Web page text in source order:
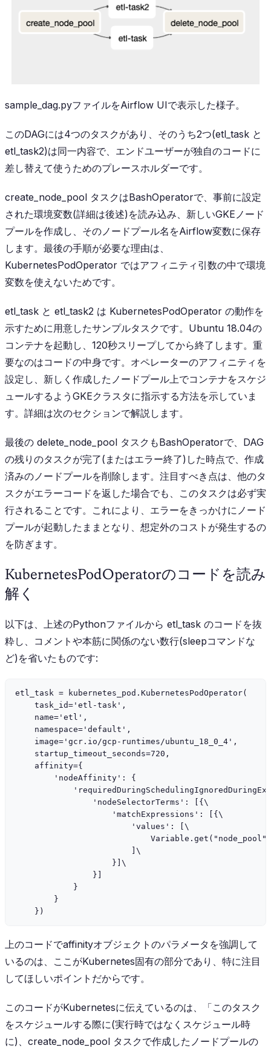
sample_dag.pyファイルをAirflow UIで表示した様子。
このDAGには4つのタスクがあり、そのうち2つ(etl_task と
etl_task2)は同一内容で、エンドユーザーが独自のコードに
差し替えて使うためのプレースホルダーです。
create_node_pool タスクはBashOperatorで、事前に設定
された環境変数(詳細は後述)を読み込み、新しいGKEノード
プールを作成し、そのノードプール名をAirflow変数に保存
します。最後の手順が必要な理由は、
KubernetesPodOperator ではアフィニティ引数の中で環境
変数を使えないためです。
etl_task と etl_task2 は KubernetesPodOperator の動作を
示すために用意したサンプルタスクです。Ubuntu 18.04の
コンテナを起動し、120秒スリープしてから終了します。重
要なのはコードの中身です。オペレーターのアフィニティを
設定し、新しく作成したノードプール上でコンテナをスケジ
ュールするようGKEクラスタに指示する方法を示していま
す。詳細は次のセクションで解説します。
最後の delete_node_pool タスクもBashOperatorで、DAG
の残りのタスクが完了(またはエラー終了)した時点で、作成
済みのノードプールを削除します。注目すべき点は、他のタ
スクがエラーコードを返した場合でも、このタスクは必ず実
行されることです。これにより、エラーをきっかけにノード
プールが起動したままとなり、想定外のコストが発生するの
を防ぎます。
KubernetesPodOperatorのコードを読み
解く
以下は、上述のPythonファイルから etl_task のコードを抜
粋し、コメントや本筋に関係のない数行(sleepコマンドな
ど)を省いたものです:
etl_task = kubernetes_pod.KubernetesPodOperator(
    task_id='etl-task',
    name='etl',
    namespace='default',
    image='gcr.io/gcp-runtimes/ubuntu_18_0_4',
    startup_timeout_seconds=720,
    affinity={
        'nodeAffinity': {
                'nodeSelectorTerms': [{\
                    'matchExpressions': [{\
                        'values': [\
                        ]\
                    }]\
                }]
            }
        }
上のコードでaffinityオブジェクトのパラメータを強調して
いるのは、ここがKubernetes固有の部分であり、特に注目
してほしいポイントだからです。
このコードがKubernetesに伝えているのは、「このタスク
をスケジュールする際に(実行時ではなくスケジュール時
に)、 create_node_pool タスクで作成したノードプールの